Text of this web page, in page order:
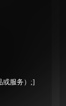
或服务）;]